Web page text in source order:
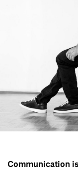
Communication